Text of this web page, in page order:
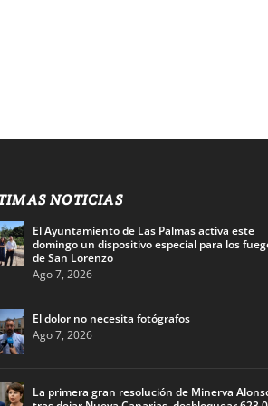
NOTICIAS
El Ayuntamiento de Las Palmas activa este
domingo un dispositivo especial para los
de San Lorenzo
Ago 7, 2026
El dolor no necesita fotógrafos
Ago 7, 2026
La primera gran resolución de Minerva